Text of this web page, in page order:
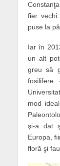
fier
puse la
Iar în
un alt
greu să
mod
şi-a dat
Europa,
floră şi